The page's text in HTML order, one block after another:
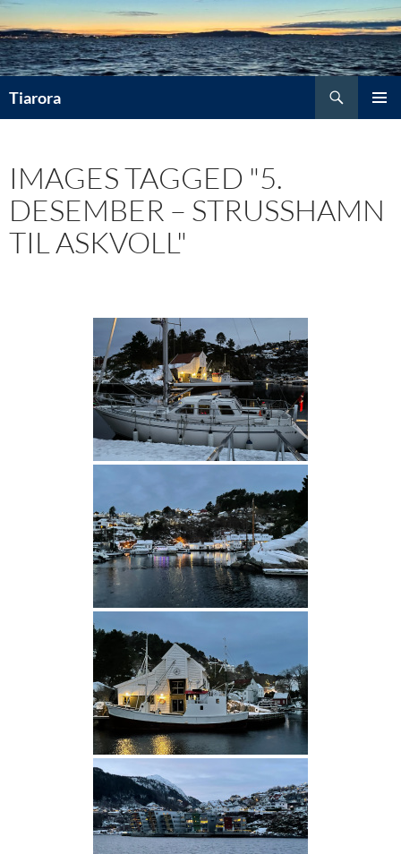
Hopp
til
innhold
Tiarora
IMAGES TAGGED "5.
DESEMBER – STRUSSHAMN
TIL ASKVOLL"